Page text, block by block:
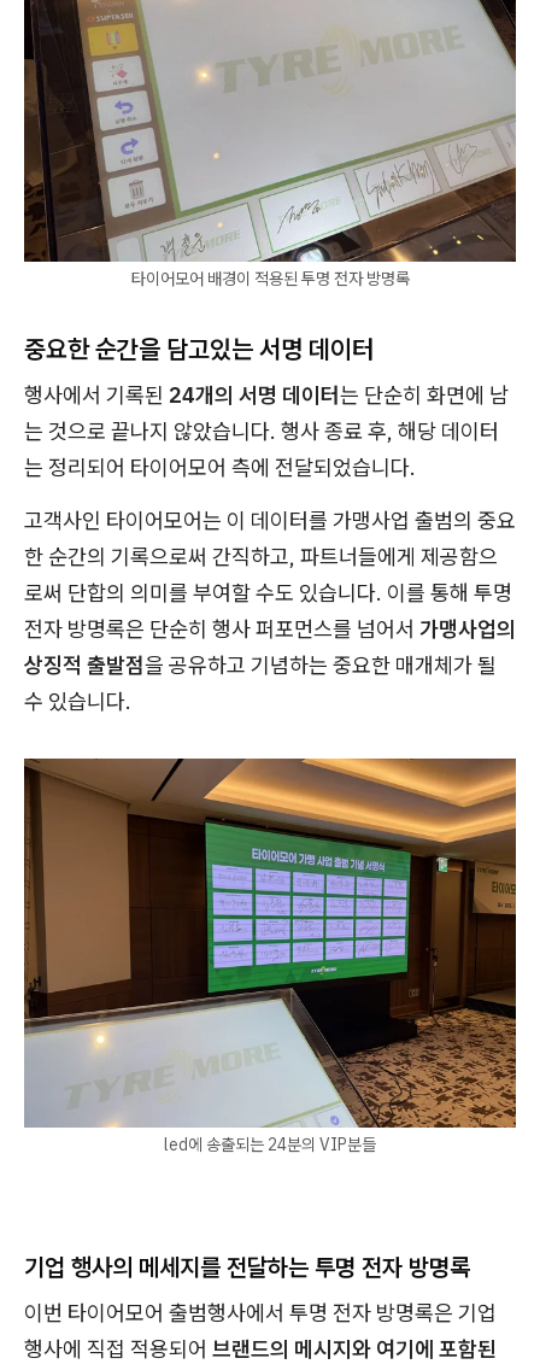
타이어모어 배경이 적용된 투명 전자 방명록
중요한 순간을 담고있는 서명 데이터
행사에서 기록된 24개의 서명 데이터는 단순히 화면에 남
는 것으로 끝나지 않았습니다. 행사 종료 후, 해당 데이터
는 정리되어 타이어모어 측에 전달되었습니다.
고객사인 타이어모어는 이 데이터를 가맹사업 출범의 중요
한 순간의 기록으로써 간직하고, 파트너들에게 제공함으
로써 단합의 의미를 부여할 수도 있습니다. 이를 통해 투명
전자 방명록은 단순히 행사 퍼포먼스를 넘어서 가맹사업의
상징적 출발점을 공유하고 기념하는 중요한 매개체가 될
수 있습니다.
led에 송출되는 24분의 VIP분들
기업 행사의 메세지를 전달하는 투명 전자 방명록
이번 타이어모어 출범행사에서 투명 전자 방명록은 기업
행사에 직접 적용되어 브랜드의 메시지와 여기에 포함된